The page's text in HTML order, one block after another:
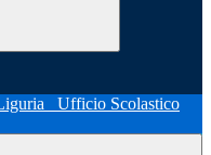
Ufficio Scolastico